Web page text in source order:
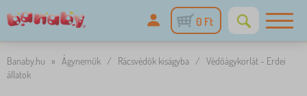
0 Ft
Banaby.hu » Ágyneműk / Rácsvédők kiságyba / Védőágykorlát - Erdei
állatok